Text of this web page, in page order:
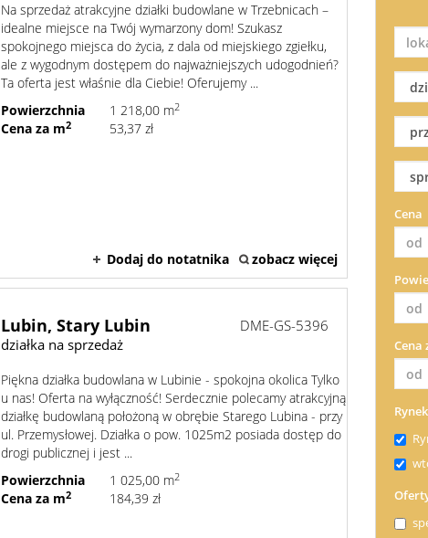
Na sprzedaż atrakcyjne działki budowlane w Trzebnicach –
idealne miejsce na Twój wymarzony dom! Szukasz
spokojnego miejsca do życia, z dala od miejskiego zgiełku,
ale z wygodnym dostępem do najważniejszych udogodnień?
Ta oferta jest właśnie dla Ciebie! Oferujemy ...
Powierzchnia
1 218,00 m2
Cena za m2 53,37 zł
Dodaj do notatnika zobacz więcej
Lubin, Stary Lubin
działka na sprzedaż
DME-GS-5396
Piękna działka budowlana w Lubinie - spokojna okolica Tylko
u nas! Oferta na wyłączność! Serdecznie polecamy atrakcyjną
działkę budowlaną położoną w obrębie Starego Lubina - przy
ul. Przemysłowej. Działka o pow. 1025m2 posiada dostęp do
drogi publicznej i jest ...
Powierzchnia
1 025,00 m2
Cena za m2 184,39 zł
Cena
Cena
Rynek